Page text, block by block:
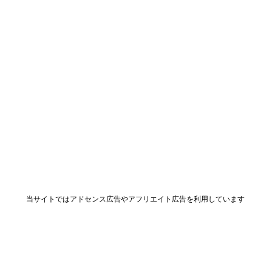
当サイトではアドセンス広告やアフリエイト広告を利用しています